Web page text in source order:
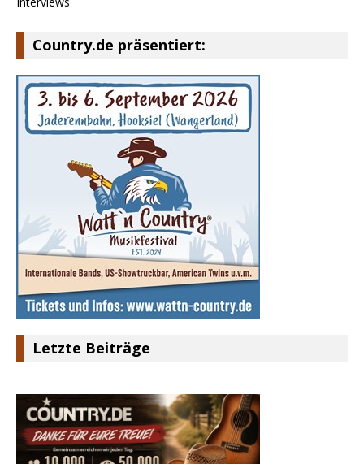
Country.de präsentiert:
Letzte Beiträge